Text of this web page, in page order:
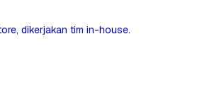
dikerjakan tim in-house.